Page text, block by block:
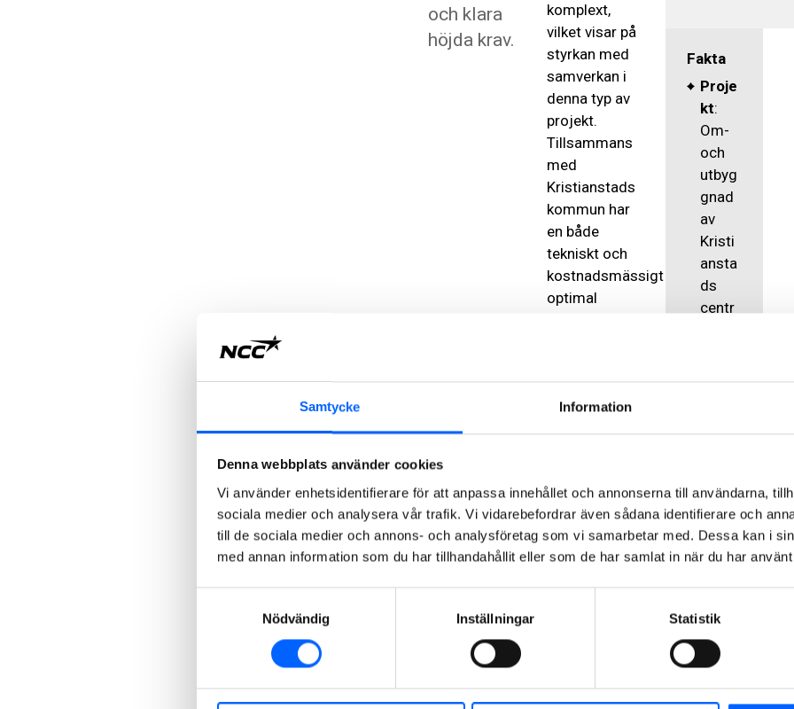
Samtycke Information
Denna webbplats använder cookies
Vi använder enhetsidentifierare för att anpassa innehållet och annonserna till användarna,
sociala medier och analysera vår trafik. Vi vidarebefordrar även sådana identifierare och
till de sociala medier och annons- och analysföretag som vi samarbetar med. Dessa kan i
med annan information som du har tillhandahållit eller som de har samlat in när du har
Nödvändig
Inställningar Statistik
och klara
höjda krav.
komplext,
vilket visar på
styrkan med
samverkan i
denna typ av
projekt.
Tillsammans
med
Kristianstads
kommun har
en både
tekniskt och
kostnadsmässigt
optimal
reningsverket
är i princip ett
helt nytt
gamla med
den senaste
tekniken, bland
annat
biologisk
Fakta
Proje
kt:
Om-
och
utbyg
gnad
av
Kristi
ansta
ds
centr
kom
mun
Byggt
id:
2024
Sama
rbets
form: